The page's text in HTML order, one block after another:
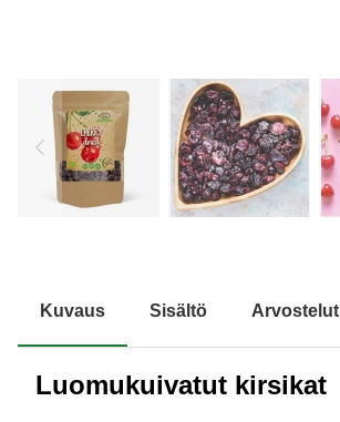
Kuvaus Sisältö Arvostelut
Luomukuivatut kirsikat